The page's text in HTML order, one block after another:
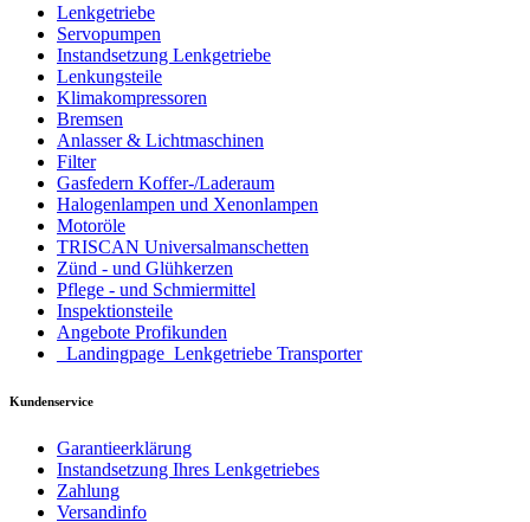
Lenkgetriebe
Servopumpen
Instandsetzung Lenkgetriebe
Lenkungsteile
Klimakompressoren
Bremsen
Anlasser & Lichtmaschinen
Filter
Gasfedern Koffer-/Laderaum
Halogenlampen und Xenonlampen
Motoröle
TRISCAN Universalmanschetten
Zünd - und Glühkerzen
Pflege - und Schmiermittel
Inspektionsteile
Angebote Profikunden
_Landingpage_Lenkgetriebe Transporter
Kundenservice
Garantieerklärung
Instandsetzung Ihres Lenkgetriebes
Zahlung
Versandinfo